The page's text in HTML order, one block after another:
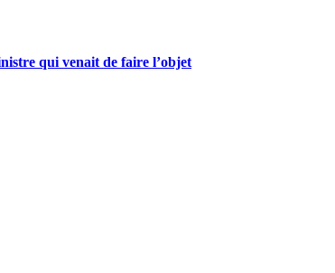
qui venait de faire l’objet